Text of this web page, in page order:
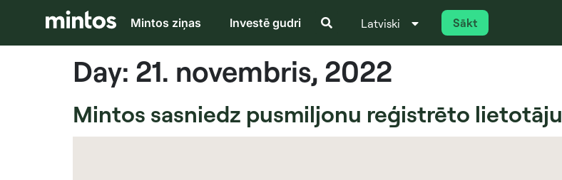
Mintos ziņas Investē gudri Latviski
Italiano Sākt
Day: 21. novembris, 2022
Mintos sasniedz pusmiljonu reģistrēto lietotāju